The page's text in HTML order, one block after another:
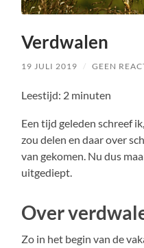
Verdwalen
19 JULI 2019 / GEEN
Leestijd: 2 minuten
Een tijd geleden schreef
zou delen en daar over
van gekomen. Nu dus
uitgediept.
Over
Zo in het begin van de